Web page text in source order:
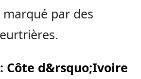
par des
Côte d&rsquo;Ivoire